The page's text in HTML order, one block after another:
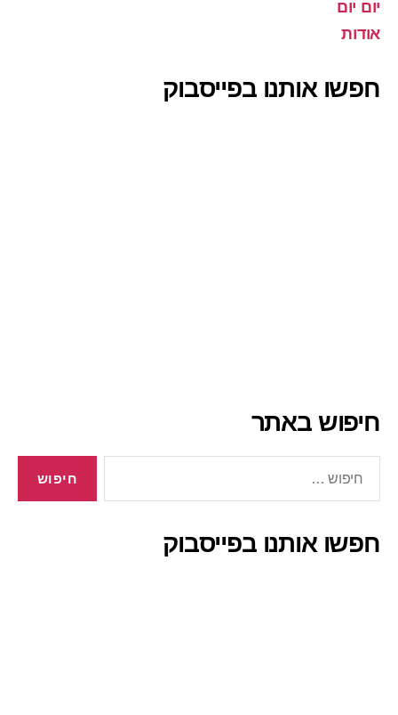
יום יום
אודות
חפשו אותנו בפייסבוק
חיפוש באתר
חפשו אותנו בפייסבוק